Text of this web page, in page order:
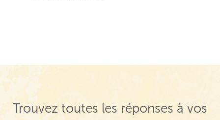
Trouvez toutes les réponses à vos